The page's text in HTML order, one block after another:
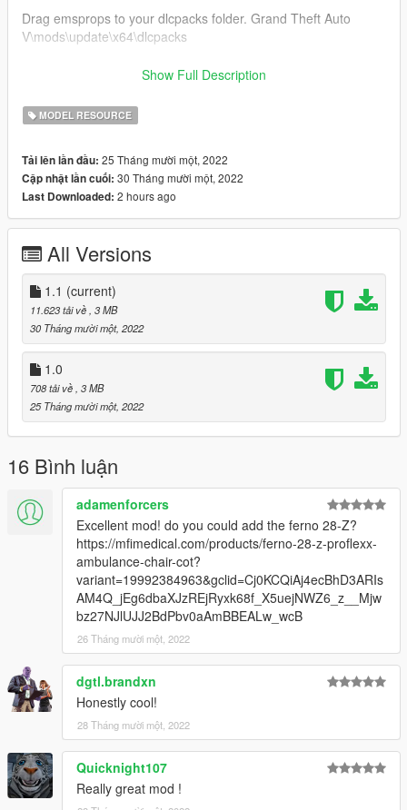
Drag emsprops to your dlcpacks folder. Grand Theft Auto
V\mods\update\x64\dlcpacks
Add the following line to your dlclist. Grand Theft Auto
dlcpacks:/emsprops/
in order to spawn them in-game. Grand Theft Auto
V\menyoostuff\PropList.txt
combicarrier2
lifepak15
lucas3
fernocot
loweredfernocot
sittingfernocot
strykergurney
loweredstrykergurney
sittingstrykergurney
------------------------------------------------
Changelog
- Updated instructions.
Show Full Description
MODEL RESOURCE
Tải lên lần đầu: 25 Tháng mười một, 2022
Cập nhật lần cuối: 30 Tháng mười một, 2022
Last Downloaded: 2 hours ago
All Versions
1.1 (current)
11.623 tải về , 3 MB
30 Tháng mười một, 2022
1.0
708 tải về , 3 MB
25 Tháng mười một, 2022
16 Bình luận
adamenforcers
Excellent mod! do you could add the ferno 28-Z?
https://mfimedical.com/products/ferno-28-z-proflexx-
ambulance-chair-cot?
variant=19992384963&gclid=Cj0KCQiAj4ecBhD3ARIs
AM4Q_jEg6dbaXJzREjRyxk68f_X5uejNWZ6_z__Mjw
bz27NJlUJJ2BdPbv0aAmBBEALw_wcB
26 Tháng mười một, 2022
dgtl.brandxn
Honestly cool!
28 Tháng mười một, 2022
Quicknight107
Really great mod !